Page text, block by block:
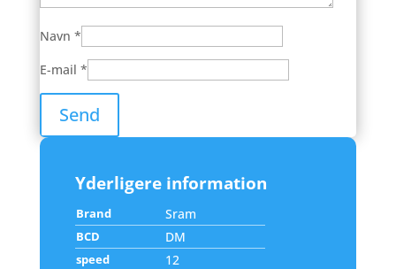
Navn *
E-mail *
Yderligere information
Brand Sram
BCD DM
speed 12